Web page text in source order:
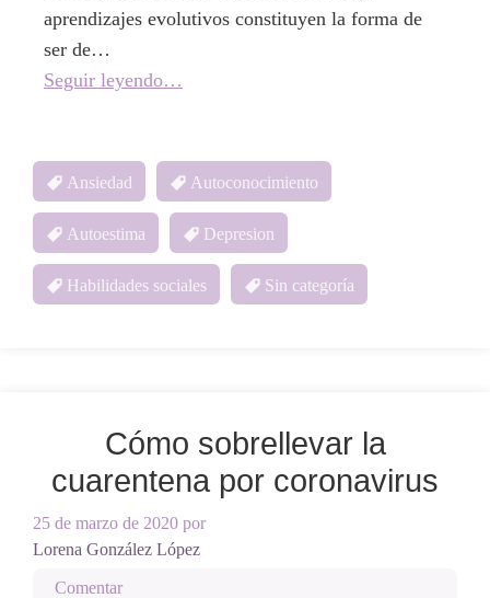
aprendizajes evolutivos constituyen la forma de
ser de…
Seguir leyendo…
Ansiedad Autoconocimiento
Autoestima Depresion
Habilidades sociales Sin categoría
Cómo sobrellevar la
cuarentena por coronavirus
25 de marzo de 2020 por
Lorena González López
Comentar